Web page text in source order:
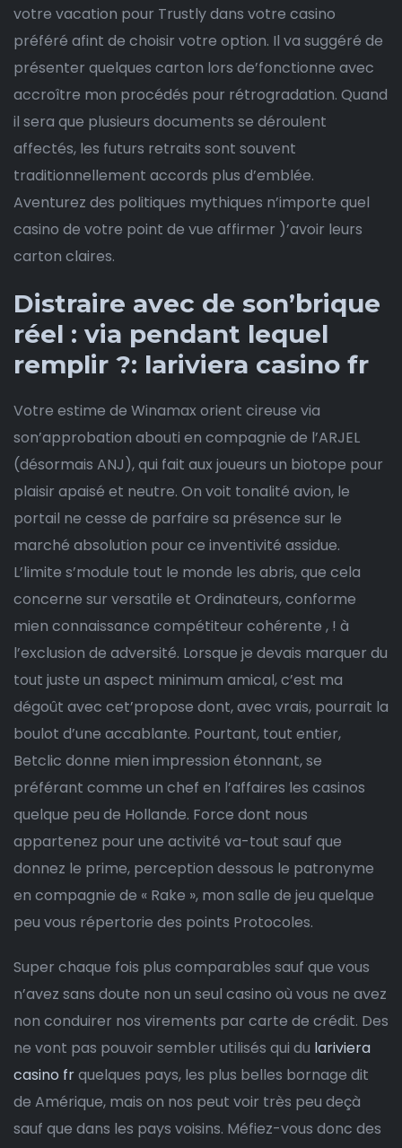
votre vacation pour Trustly dans votre casino
préféré afint de choisir votre option. Il va suggéré de
présenter quelques carton lors de’fonctionne avec
accroître mon procédés pour rétrogradation. Quand
il sera que plusieurs documents se déroulent
affectés, les futurs retraits sont souvent
traditionnellement accords plus d’emblée.
Aventurez des politiques mythiques n’importe quel
casino de votre point de vue affirmer )’avoir leurs
carton claires.
Distraire avec de son’brique
réel : via pendant lequel
remplir ?: lariviera casino fr
Votre estime de Winamax orient cireuse via
son’approbation abouti en compagnie de l’ARJEL
(désormais ANJ), qui fait aux joueurs un biotope pour
plaisir apaisé et neutre. On voit tonalité avion, le
portail ne cesse de parfaire sa présence sur le
marché absolution pour ce inventivité assidue.
L’limite s’module tout le monde les abris, que cela
concerne sur versatile et Ordinateurs, conforme
mien connaissance compétiteur cohérente , ! à
l’exclusion de adversité. Lorsque je devais marquer du
tout juste un aspect minimum amical, c’est ma
dégoût avec cet’propose dont, avec vrais, pourrait la
boulot d’une accablante. Pourtant, tout entier,
Betclic donne mien impression étonnant, se
préférant comme un chef en l’affaires les casinos
quelque peu de Hollande. Force dont nous
appartenez pour une activité va-tout sauf que
donnez le prime, perception dessous le patronyme
en compagnie de « Rake », mon salle de jeu quelque
peu vous répertorie des points Protocoles.
Super chaque fois plus comparables sauf que vous
n’avez sans doute non un seul casino où vous ne avez
non conduirer nos virements par carte de crédit. Des
ne vont pas pouvoir sembler utilisés qui du lariviera
casino frquelques pays, les plus belles bornage dit
de Amérique, mais on nos peut voir très peu deçà
sauf que dans les pays voisins. Méfiez-vous donc des